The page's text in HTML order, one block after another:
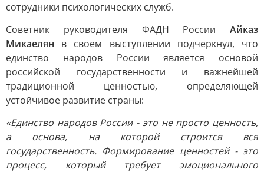
сотрудники психологических служб.
Советник руководителя ФАДН России Айказ
Микаелян в своем выступлении подчеркнул, что
единство народов России является основой
российской государственности и важнейшей
традиционной ценностью, определяющей
устойчивое развитие страны:
«Единство народов России - это не просто ценность,
а основа, на которой строится вся
государственность. Формирование ценностей - это
процесс, который требует эмоционального